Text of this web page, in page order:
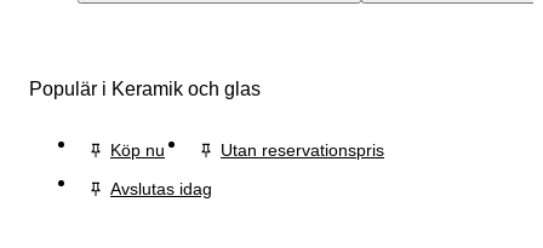
Populär i Keramik och glas
Köp nu
Utan reservationspris
Avslutas idag